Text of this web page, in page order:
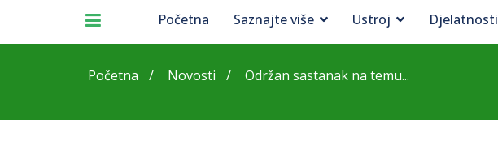
Početna Saznajte više Ustroj Djelatnosti
Početna Novosti Održan sastanak na temu...